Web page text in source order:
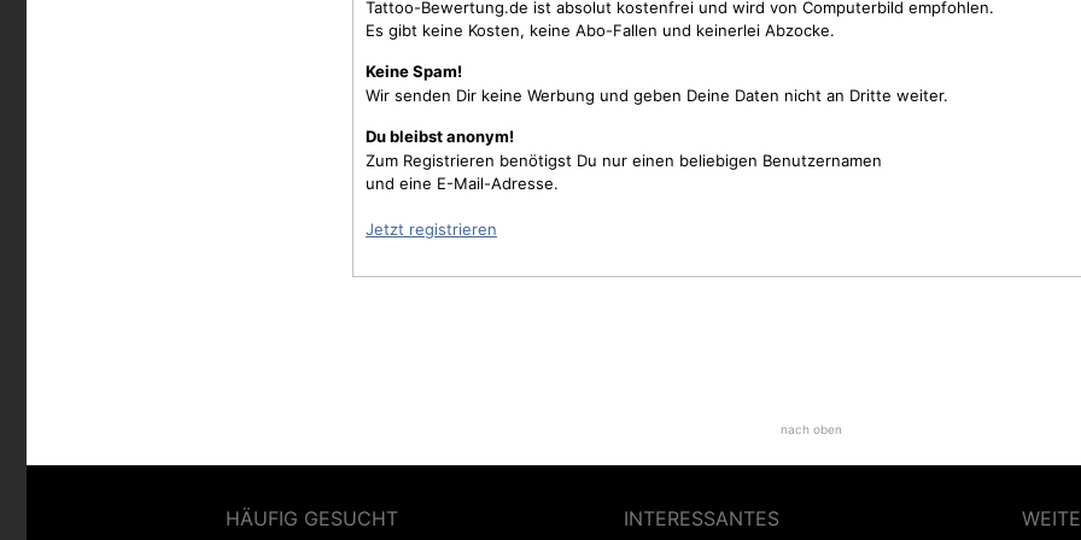
Tattoo-Bewertung.de ist absolut kostenfrei und wird von Computerbild empfohlen.
Es gibt keine Kosten, keine Abo-Fallen und keinerlei Abzocke.
Keine Spam!
Wir senden Dir keine Werbung und geben Deine Daten nicht an Dritte weiter.
Du bleibst anonym!
Zum Registrieren benötigst Du nur einen beliebigen Benutzernamen
und eine E-Mail-Adresse.
Jetzt registrieren
nach oben
HÄUFIG GESUCHT INTERESSANTES